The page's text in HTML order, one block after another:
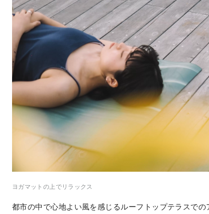
ヨガマットの上でリラックス
都市の中で心地よい風を感じるルーフトップテラスで